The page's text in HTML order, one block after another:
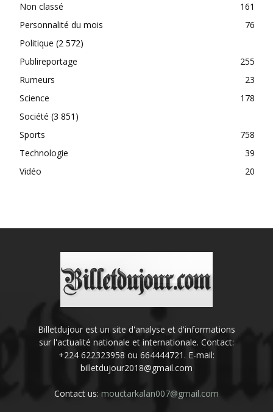
Non classé
161
Personnalité du mois
76
Politique (2 572)
Publireportage
255
Rumeurs
23
Science
178
Société (3 851)
Sports
758
Technologie
39
Vidéo
20
Billetdujour est un site d'analyse et d'informations
sur l'actualité nationale et internationale. Contact:
+224 622323958 ou 664444721. E-mail:
billetdujour2018@gmail.com
Contact us: mouctarkalan007@gmail.com